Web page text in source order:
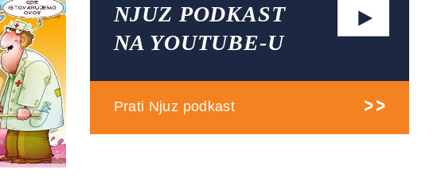
NJUZ PODKAST
NA YOUTUBE-U
Prati Njuz podkast